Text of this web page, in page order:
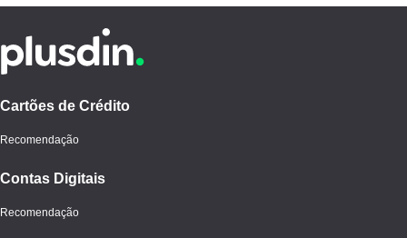
Cartões de Crédito
Recomendação
Contas Digitais
Recomendação